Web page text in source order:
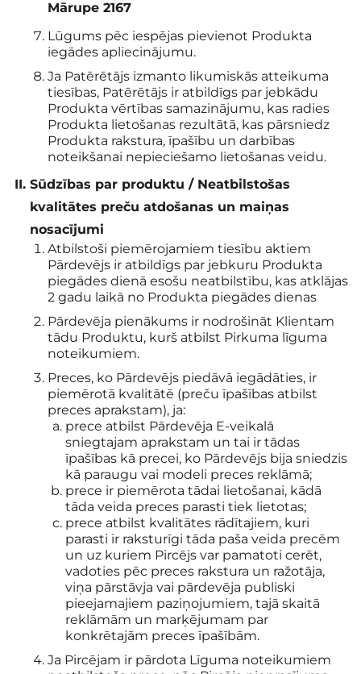
Mārupe 2167
Lūgums pēc iespējas pievienot Produkta
iegādes apliecinājumu.
Ja Patērētājs izmanto likumiskās atteikuma
tiesības, Patērētājs ir atbildīgs par jebkādu
Produkta vērtības samazinājumu, kas radies
Produkta lietošanas rezultātā, kas pārsniedz
Produkta rakstura, īpašību un darbības
noteikšanai nepieciešamo lietošanas veidu.
Sūdzības par produktu / Neatbilstošas
kvalitātes preču atdošanas un maiņas
nosacījumi
Atbilstoši piemērojamiem tiesību aktiem
Pārdevējs ir atbildīgs par jebkuru Produkta
piegādes dienā esošu neatbilstību, kas atklājas
2 gadu laikā no Produkta piegādes dienas
Pārdevēja pienākums ir nodrošināt Klientam
tādu Produktu, kurš atbilst Pirkuma līguma
noteikumiem.
Preces, ko Pārdevējs piedāvā iegādāties, ir
piemērotā kvalitātē (preču īpašības atbilst
preces aprakstam), ja:
prece atbilst Pārdevēja E-veikalā
sniegtajam aprakstam un tai ir tādas
īpašības kā precei, ko Pārdevējs bija sniedzis
kā paraugu vai modeli preces reklāmā;
prece ir piemērota tādai lietošanai, kādā
tāda veida preces parasti tiek lietotas;
prece atbilst kvalitātes rādītajiem, kuri
parasti ir raksturīgi tāda paša veida precēm
un uz kuriem Pircējs var pamatoti cerēt,
vadoties pēc preces rakstura un ražotāja,
viņa pārstāvja vai pārdevēja publiski
pieejamajiem paziņojumiem, tajā skaitā
reklāmām un marķējumam par
konkrētajām preces īpašībām.
Ja Pircējam ir pārdota Līguma noteikumiem